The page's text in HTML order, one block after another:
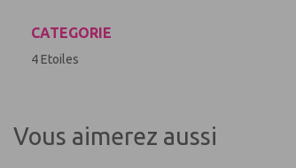
CATEGORIE
4 Etoiles
Vous aimerez aussi